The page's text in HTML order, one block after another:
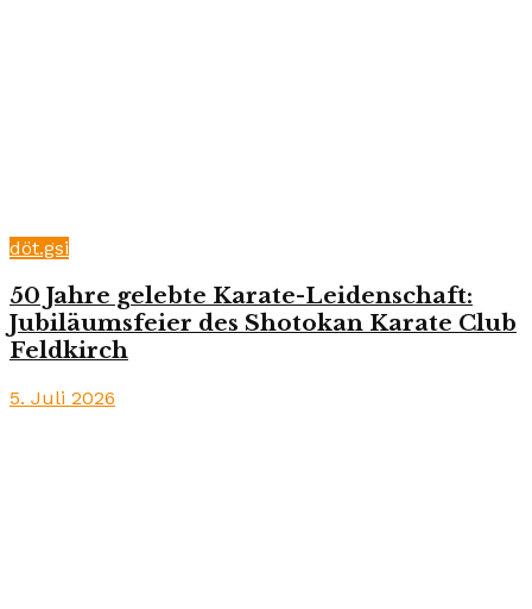
döt.gsi
50 Jahre gelebte Karate-Leidenschaft:
Jubiläumsfeier des Shotokan Karate Club
Feldkirch
5. Juli 2026